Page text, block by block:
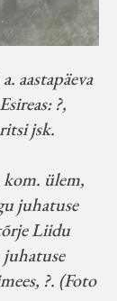
aastapäeva
?,
jsk.
ülem,
juhatuse
Liidu
?. (Foto